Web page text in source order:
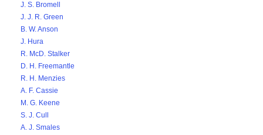
J. S. Bromell
J. J. R. Green
B. W. Anson
J. Hura
R. McD. Stalker
D. H. Freemantle
R. H. Menzies
A. F. Cassie
M. G. Keene
S. J. Cull
A. J. Smales